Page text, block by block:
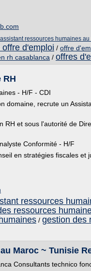
ressources humaines au
d'emploi / offre
rh casablanca / offres
RH
- H/F - CDI
domaine, recrute un
RH et sous l'autorité de
Conformité - H/F
en stratégies fiscales et
ressources
ressources
/ gestion des
Maroc ~ Tunisie
Consultants technico